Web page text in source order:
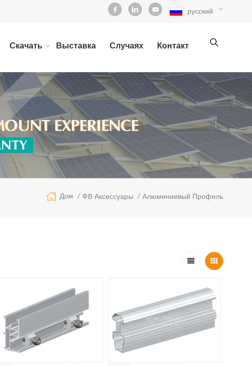
русский
Скачать Выставка Случаях Контакт
Дом / ФВ Аксессуары / Алюминиевый Профиль